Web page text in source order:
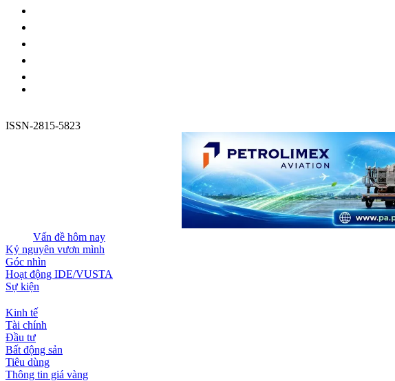
ISSN-2815-5823
Vấn đề hôm nay
Kỷ nguyên vươn mình
Góc nhìn
Hoạt động IDE/VUSTA
Sự kiện
Kinh tế
Tài chính
Đầu tư
Bất động sản
Tiêu dùng
Thông tin giá vàng